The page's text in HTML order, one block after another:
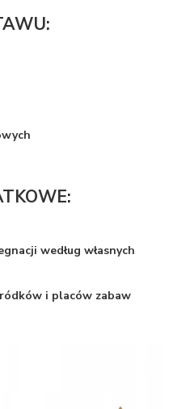
według własnych
i placów zabaw